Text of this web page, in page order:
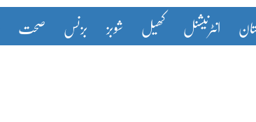
انٹرنیشنل کھیل شوبز بزنس صحت